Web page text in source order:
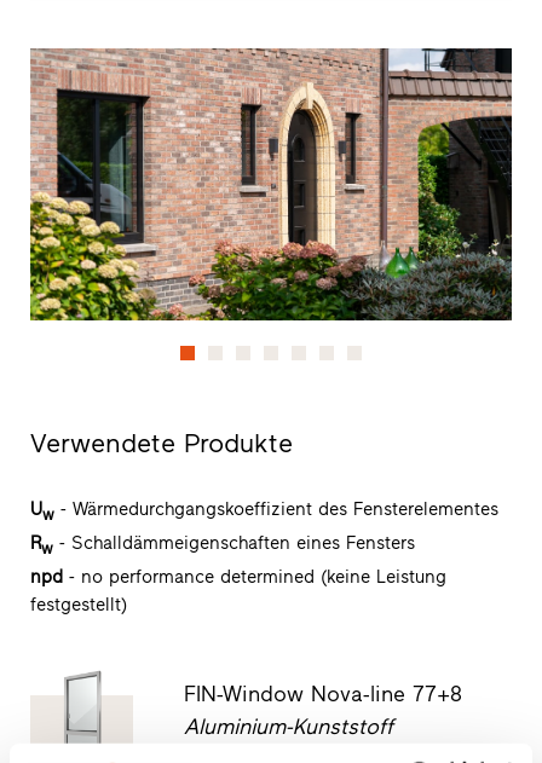
Verwendete Produkte
Uw- Wärmedurchgangskoeffizient des Fensterelementes
Rw- Schalldämmeigenschaften eines Fensters
npd- no performance determined (keine Leistung
festgestellt)
FIN-Window Nova-line 77+8
Aluminium-Kunststoff